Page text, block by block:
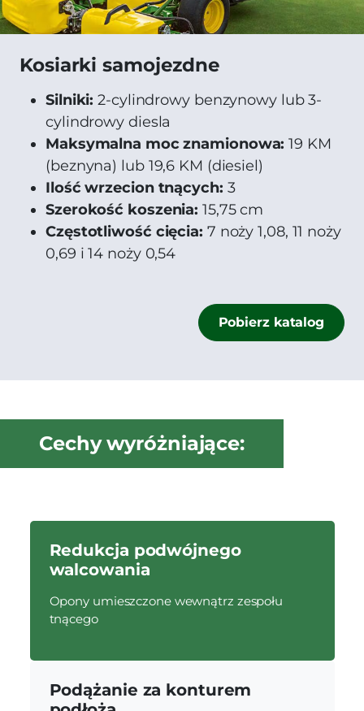
Kosiarki samojezdne
Silniki: 2-cylindrowy benzynowy lub 3-
cylindrowy diesla
Maksymalna moc znamionowa: 19 KM
(beznyna) lub 19,6 KM (diesiel)
Ilość wrzecion tnących: 3
Szerokość koszenia: 15,75 cm
Częstotliwość cięcia: 7 noży 1,08, 11 noży
0,69 i 14 noży 0,54
Pobierz katalog
Cechy wyróżniające:
Redukcja podwójnego
walcowania
Opony umieszczone wewnątrz zespołu
tnącego
Podążanie za konturem